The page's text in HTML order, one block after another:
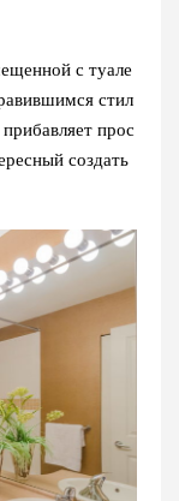
с туале
стил
прос
создать